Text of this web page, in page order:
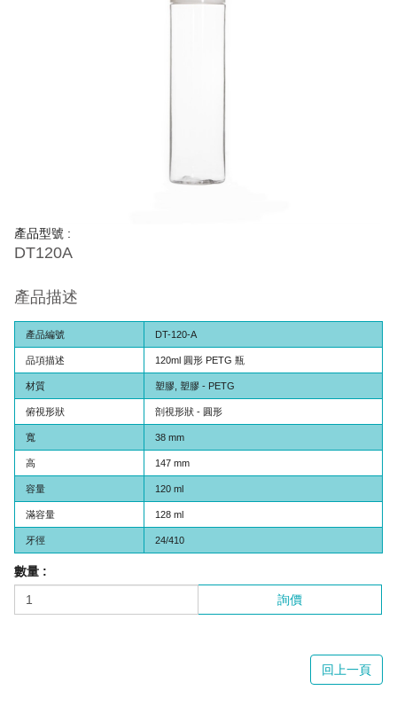
產品型號 :
DT120A
產品描述
產品編號 DT-120-A
品項描述 120ml 圓形 PETG 瓶
材質 塑膠, 塑膠 - PETG
俯視形狀 剖視形狀 - 圓形
寬 38 mm
高 147 mm
容量 120 ml
滿容量 128 ml
牙徑 24/410
數量 :
詢價
回上一頁